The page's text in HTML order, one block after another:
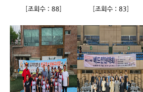
[조회수 : 88]
[조회수 : 83]